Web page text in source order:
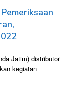
Jatim) distributor
kegiatan